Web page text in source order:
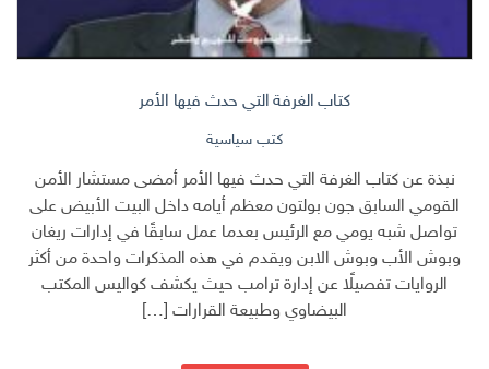
كتاب الغرفة التي حدث فيها الأمر
كتب سياسية
نبذة عن كتاب الغرفة التي حدث فيها الأمر أمضى مستشار الأمن
القومي السابق جون بولتون معظم أيامه داخل البيت الأبيض على
تواصل شبه يومي مع الرئيس بعدما عمل سابقًا في إدارات ريغان
وبوش الأب وبوش الابن ويقدم في هذه المذكرات واحدة من أكثر
الروايات تفصيلًا عن إدارة ترامب حيث يكشف كواليس المكتب
البيضاوي وطبيعة القرارات […]